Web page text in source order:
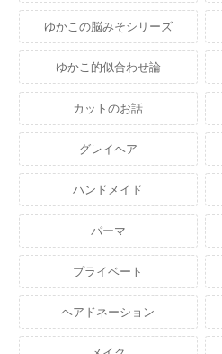
ゆかこの脳みそシリーズ
ゆかこ的似合わせ論
カットのお話
グレイヘア
ハンドメイド
パーマ
プライベート
ヘアドネーション